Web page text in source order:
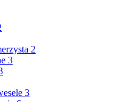
2
3
3